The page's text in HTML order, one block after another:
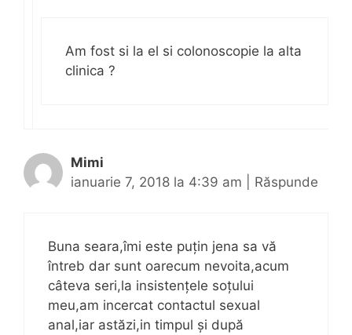
Am fost si la el si colonoscopie la alta
clinica ?
Mimi
ianuarie 7, 2018 la 4:39 am
Răspunde
Buna seara,îmi este puțin jena sa vă
întreb dar sunt oarecum nevoita,acum
câteva seri,la insistențele soțului
meu,am incercat contactul sexual
anal,iar astăzi,in timpul și după